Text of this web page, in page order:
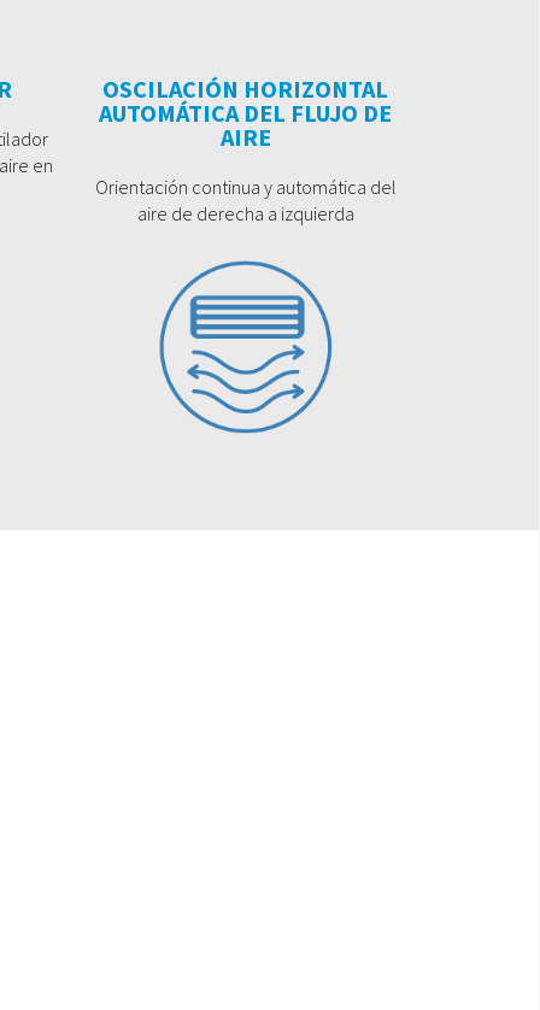
en
OSCILACIÓN HORIZONTAL
AUTOMÁTICA DEL FLUJO DE
AIRE
Orientación continua y automática del
aire de derecha a izquierda